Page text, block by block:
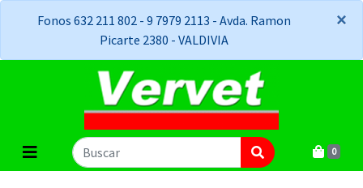
Fonos 632 211 802 - 9 7979 2113 - Avda. Ramon
Picarte 2380 - VALDIVIA
×
×
0